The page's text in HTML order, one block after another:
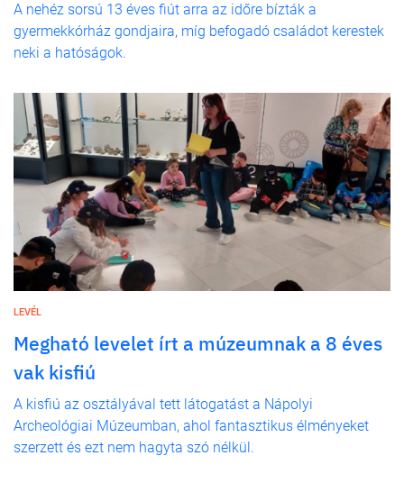
A nehéz sorsú 13 éves fiút arra az időre bízták a
gyermekkórház gondjaira, míg befogadó családot kerestek
neki a hatóságok.
LEVÉL
Megható levelet írt a múzeumnak a 8 éves
vak kisfiú
A kisfiú az osztályával tett látogatást a Nápolyi
Archeológiai Múzeumban, ahol fantasztikus élményeket
szerzett és ezt nem hagyta szó nélkül.